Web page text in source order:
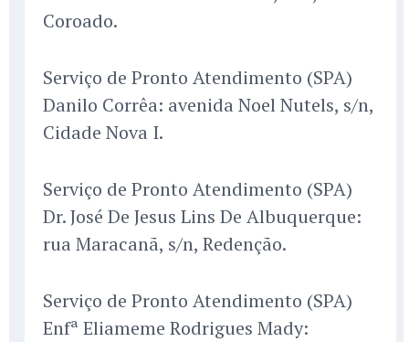
Coroado.
Serviço de Pronto Atendimento (SPA)
Danilo Corrêa: avenida Noel Nutels, s/n,
Cidade Nova I.
Serviço de Pronto Atendimento (SPA)
Dr. José De Jesus Lins De Albuquerque:
rua Maracanã, s/n, Redenção.
Serviço de Pronto Atendimento (SPA)
Enfª Eliameme Rodrigues Mady: